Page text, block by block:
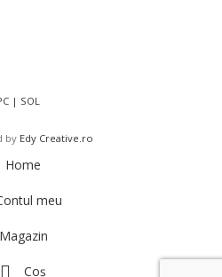
| SOL
by Edy Creative.ro
Home
meu
Magazin
Coș